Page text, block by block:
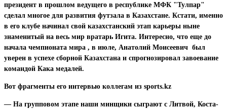
президент в прошлом ведущего в реcпублике МФК "Тулпар"
сделал многое для развития футзала в Казахстане. Кстати, именно
в его клубе начинал свой казахстанский этап карьеры ныне
знаменитый на весь мир вратарь Игита. Интересно, что еще до
начала чемпионата мира , в июле, Анатолий Моисеевич был
уверен в успехе сборной Казахстана и спрогнозировал завоевание
командой Кака медалей.
Вот фрагменты его интервью коллегам из sports.kz
— На групповом этапе наши минщики сыграют с Литвой, Коста-